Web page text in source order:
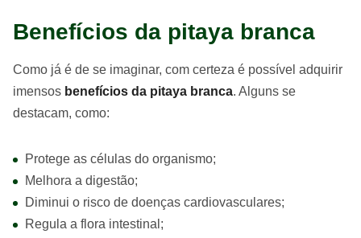
Benefícios da pitaya branca
Como já é de se imaginar, com certeza é possível adquirir
imensos benefícios da pitaya branca. Alguns se
destacam, como:
Protege as células do organismo;
Melhora a digestão;
Diminui o risco de doenças cardiovasculares;
Regula a flora intestinal;